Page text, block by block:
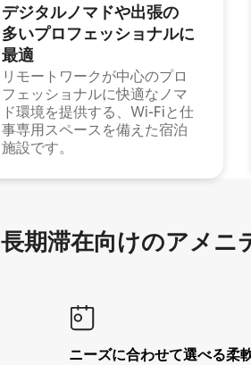
デジタルノマドや出⁠張⁠の
多⁠いプ⁠ロ⁠フ⁠ェ⁠ッ⁠シ⁠ョ⁠ナ⁠ル⁠に
最⁠適
リモートワークが中心のプロ
フェッショナルに快適なノマ
ド環境を提供する、Wi-Fiと仕
事専用スペースを備えた宿泊
施設です。
長期滞在向け⁠のア⁠メ⁠ニ⁠
ニーズに合わせて選べる柔